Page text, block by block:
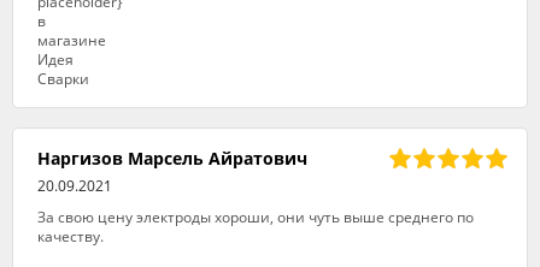
Наргизов Марсель Айратович
20.09.2021
За свою цену электроды хороши, они чуть выше среднего по
качеству.